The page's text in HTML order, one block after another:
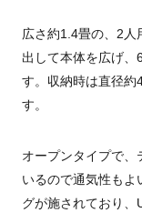
広さ約1.4畳の、2人
出して本体を広げ
す。収納時は直径約
す。
オープンタイプで、
いるので通気性もよ
グが施されており、